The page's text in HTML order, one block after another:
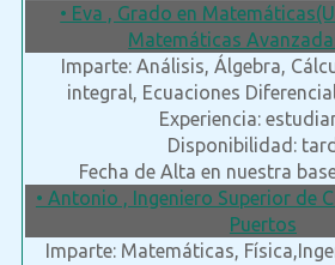
• Eva , Grado en
Matemáticas
Imparte: Análisis, Álgebra,
integral, Ecuaciones
Experiencia:
Disponibilidad:
Fecha de Alta en nuestra
• Antonio , Ingeniero Superior de
Puertos
Imparte: Matemáticas,